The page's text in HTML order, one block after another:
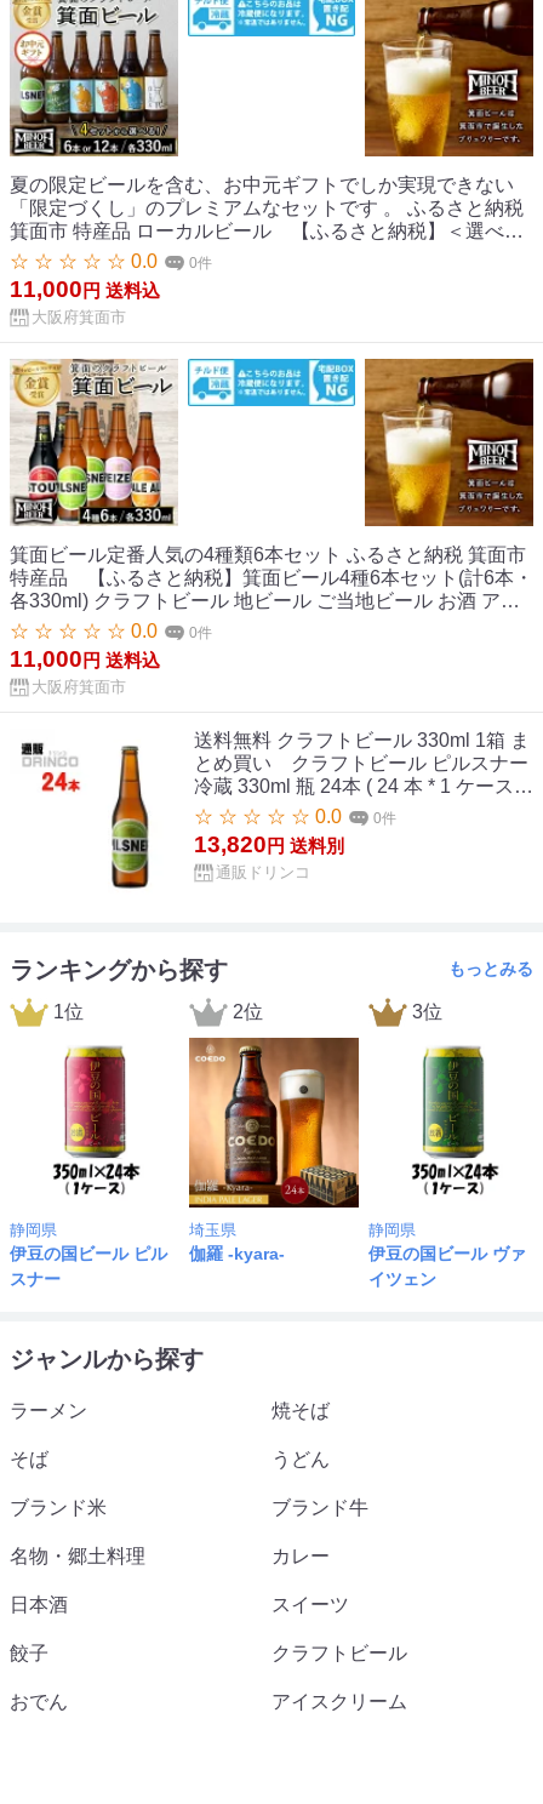
夏の限定ビールを含む、お中元ギフトでしか実現できない
「限定づくし」のプレミアムなセットです 。 ふるさと納税
箕面市 特産品 ローカルビール 【ふるさと納税】＜選べる
お中元ギフト＞お中元4種アソートセット(計6 or 12本・各
330ml) クラフトビール 地ビール ご当地ビール 家飲み お中
元 プレゼント 金賞 銘柄 スタウト ペールエール ピルスナー
ヴァイツェン IPA 猿山鹿男 パパざるラガー【m01-26】【箕
面ビール】
☆ ☆ ☆ ☆ ☆ 0.0 0件
11,000 円 送料込
大阪府箕面市
箕面ビール定番人気の4種類6本セット ふるさと納税 箕面市
特産品 【ふるさと納税】箕面ビール4種6本セット(計6本・
各330ml) クラフトビール 地ビール ご当地ビール お酒 アル
コール 家飲み 晩酌 お試し 飲み比べ ギフト プレゼント 贈り
物 金賞 記念日 銘柄 ピルスナー スタウト ペールエール ヴァ
イツェン 【m01-34】【箕面ビール】
☆ ☆ ☆ ☆ ☆ 0.0 0件
11,000 円 送料込
大阪府箕面市
送料無料 クラフトビール 330ml 1箱 ま
とめ買い クラフトビール ピルスナー
冷蔵 330ml 瓶 24本 ( 24 本 * 1 ケース )
箕面ビール 【送料無料 北海道・沖縄・
東北 別途加算】 [地ビール ギフト プレ
ゼント 父の日ギフト 父の日 お酒 酒 お
中元 御中元 お歳暮 御歳暮 お年賀 御年
☆ ☆ ☆ ☆ ☆ 0.0 0件
13,820 円 送料別
通販ドリンコ
ランキングから探す もっとみる
1位
静岡県
伊豆の国ビール ピル
スナー
2位
埼玉県
伽羅 -kyara-
3位
静岡県
伊豆の国ビール ヴァ
イツェン
ジャンルから探す
ラーメン 焼そば
そば うどん
ブランド米 ブランド牛
名物・郷土料理 カレー
日本酒 スイーツ
餃子 クラフトビール
おでん アイスクリーム